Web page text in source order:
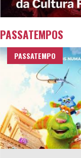
PASSATEMPOS
PASSATEMPO